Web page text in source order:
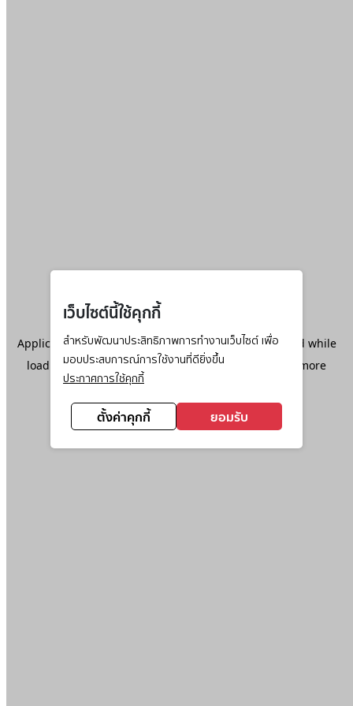
เว็บไซต์นี้ใช้คุกกี้
สำหรับพัฒนาประสิทธิภาพการทำงานเว็บไซต์ เพื่อ
มอบประสบการณ์การใช้งานที่ดียิ่งขึ้น
ประกาศการใช้คุกกี้
ตั้งค่าคุกกี้ ยอมรับ
Application error: aclient-side exception has occurred while
loadingwww.ktc.co.th(see the browser console
for more
information).